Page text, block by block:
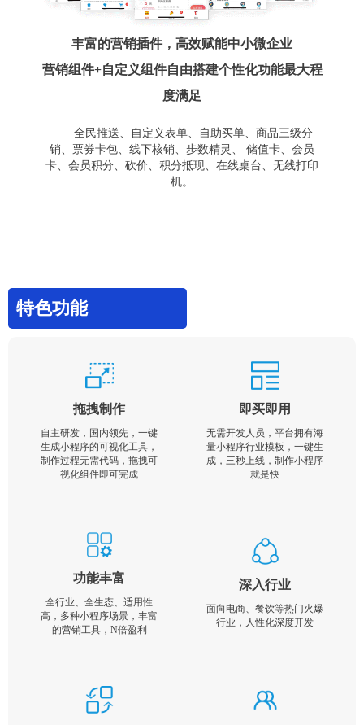
丰富的营销插件，高效赋能中小微企业
营销组件+自定义组件自由搭建个性化功能最大程
度满足
全民推送、自定义表单、自助买单、商品三级分
销、票券卡包、线下核销、步数精灵、 储值卡、会员
卡、会员积分、砍价、积分抵现、在线桌台、无线打印
机。
特色功能
拖拽制作
自主研发，国内领先，一键
生成小程序的可视化工具，
制作过程无需代码，拖拽可
视化组件即可完成
即买即用
无需开发人员，平台拥有海
量小程序行业模板，一键生
成，三秒上线，制作小程序
就是快
功能丰富
全行业、全生态、适用性
高，多种小程序场景，丰富
的营销工具，N倍盈利
深入行业
面向电商、餐饮等热门火爆
行业，人性化深度开发